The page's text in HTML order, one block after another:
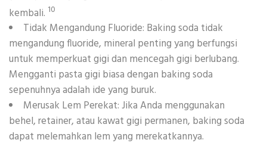
kembali. 10
Tidak Mengandung Fluoride: Baking soda tidak
mengandung fluoride, mineral penting yang berfungsi
untuk memperkuat gigi dan mencegah gigi berlubang.
Mengganti pasta gigi biasa dengan baking soda
sepenuhnya adalah ide yang buruk.
Merusak Lem Perekat: Jika Anda menggunakan
behel, retainer, atau kawat gigi permanen, baking soda
dapat melemahkan lem yang merekatkannya.